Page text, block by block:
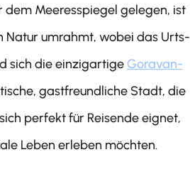
Meeresspiegel gelegen, ist
umrahmt, wobei das Urts-
sich die einzigartigeGoravan-
gastfreundliche Stadt, die
perfekt für Reisende eignet,
Leben erleben möchten.